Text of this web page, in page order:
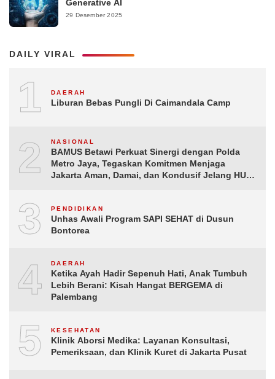
Generative AI
29 Desember 2025
DAILY VIRAL
1 DAERAH
Liburan Bebas Pungli Di Caimandala Camp
2 NASIONAL
BAMUS Betawi Perkuat Sinergi dengan Polda
Metro Jaya, Tegaskan Komitmen Menjaga
Jakarta Aman, Damai, dan Kondusif Jelang HUT
3 PENDIDIKAN
Unhas Awali Program SAPI SEHAT di Dusun
Bontorea
4 DAERAH
Ketika Ayah Hadir Sepenuh Hati, Anak Tumbuh
Lebih Berani: Kisah Hangat BERGEMA di
Palembang
5 KESEHATAN
Klinik Aborsi Medika: Layanan Konsultasi,
Pemeriksaan, dan Klinik Kuret di Jakarta Pusat